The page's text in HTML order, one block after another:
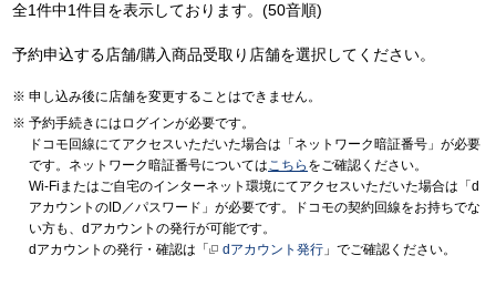
全1件中1件目を表示しております。(50音順)
予約申込する店舗/購入商品受取り店舗を選択してください。
申し込み後に店舗を変更することはできません。
予約手続きにはログインが必要です。
ドコモ回線にてアクセスいただいた場合は「ネットワーク暗証番号」が必要
です。ネットワーク暗証番号についてはこちら をご確認ください。
Wi-Fiまたはご自宅のインターネット環境にてアクセスいただいた場合は「d
アカウントのID／パスワード」が必要です。ドコモの契約回線をお持ちでな
い方も、dアカウントの発行が可能です。
dアカウントの発行・確認は「
dアカウント発行 」でご確認ください。